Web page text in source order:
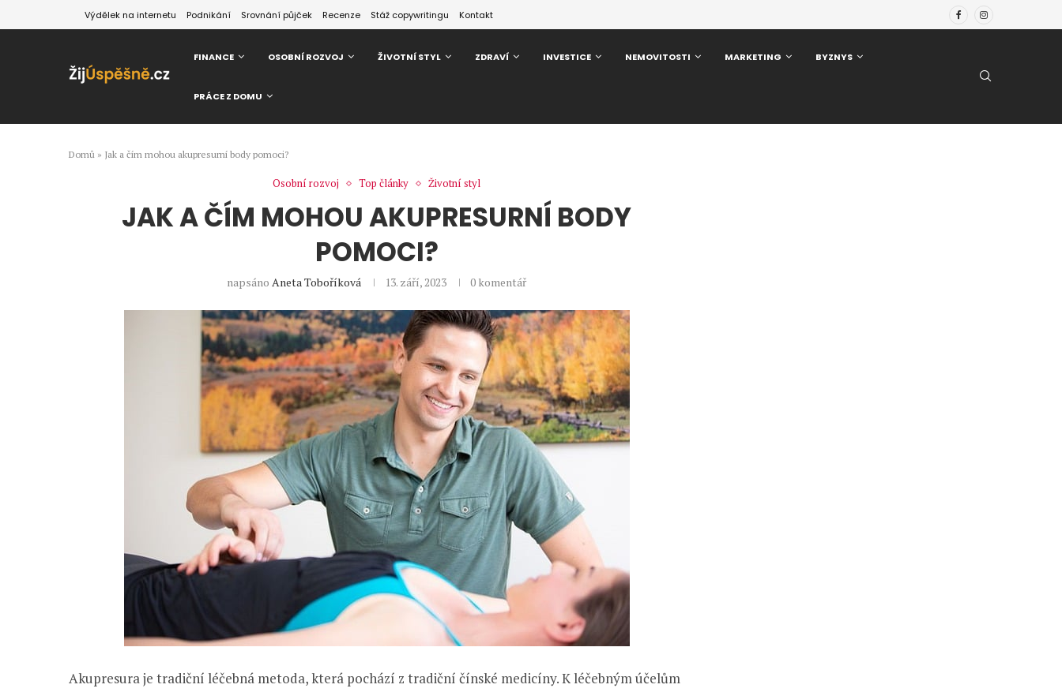
Výdělek na internetu Podnikání Srovnání půjček Recenze Stáž copywritingu Kontakt
FINANCE OSOBNÍ ROZVOJ ŽIVOTNÍ STYL ZDRAVÍ INVESTICE NEMOVITOSTI MARKETING BYZNYS
PRÁCE Z DOMU
Domů » Jak a čím mohou akupresurní body pomoci?
Osobní rozvoj Top články Životní styl
JAK A ČÍM MOHOU AKUPRESURNÍ BODY
POMOCI?
napsánoAneta Toboříková 13. září, 2023 0 komentář
Akupresura je tradiční léčebná metoda, která pochází z tradiční čínské medicíny. K léčebným účelům